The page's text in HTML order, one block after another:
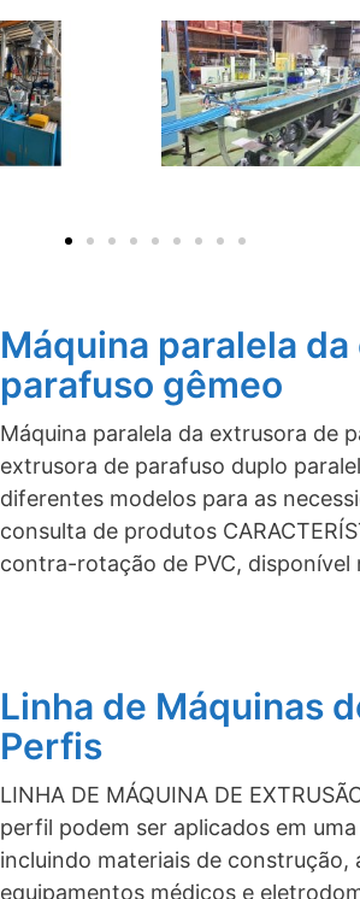
Máquina paralela
parafuso gêmeo
Máquina paralela da extrusora de
extrusora de parafuso duplo
diferentes modelos para as
consulta de produtos
contra-rotação de PVC, disponível
Linha de Máquinas
Perfis
LINHA DE MÁQUINA DE
perfil podem ser aplicados em
incluindo materiais de construção,
equipamentos médicos e